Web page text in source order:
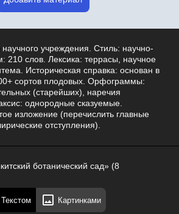
учреждения. Стиль: научно-
210 слов. Лексика: террасы, научное
Историческая справка: основан в
сортов плодовых. Орфограммы:
(старейших), наречия
однородные сказуемые.
изложение (перечислить главные
отступления).
ботанический сад» (8
Текстом Картинками